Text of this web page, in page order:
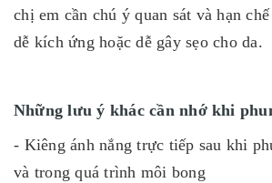
chị em cần chú ý quan sát và hạn
dễ kích ứng hoặc dễ gây sẹo cho da.
Những lưu ý khác cần nhớ khi
- Kiêng ánh nắng trực tiếp sau khi
và trong quá trình môi bong